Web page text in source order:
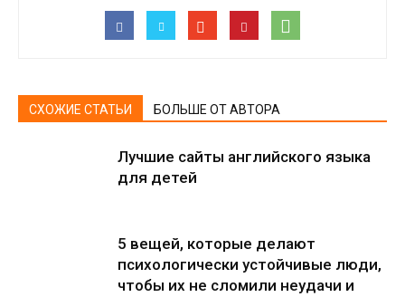
СХОЖИЕ СТАТЬИ БОЛЬШЕ ОТ АВТОРА
Лучшие сайты английского языка
для детей
5 вещей, которые делают
психологически устойчивые люди,
чтобы их не сломили неудачи и